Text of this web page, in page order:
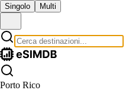
Singolo Multi
Porto Rico